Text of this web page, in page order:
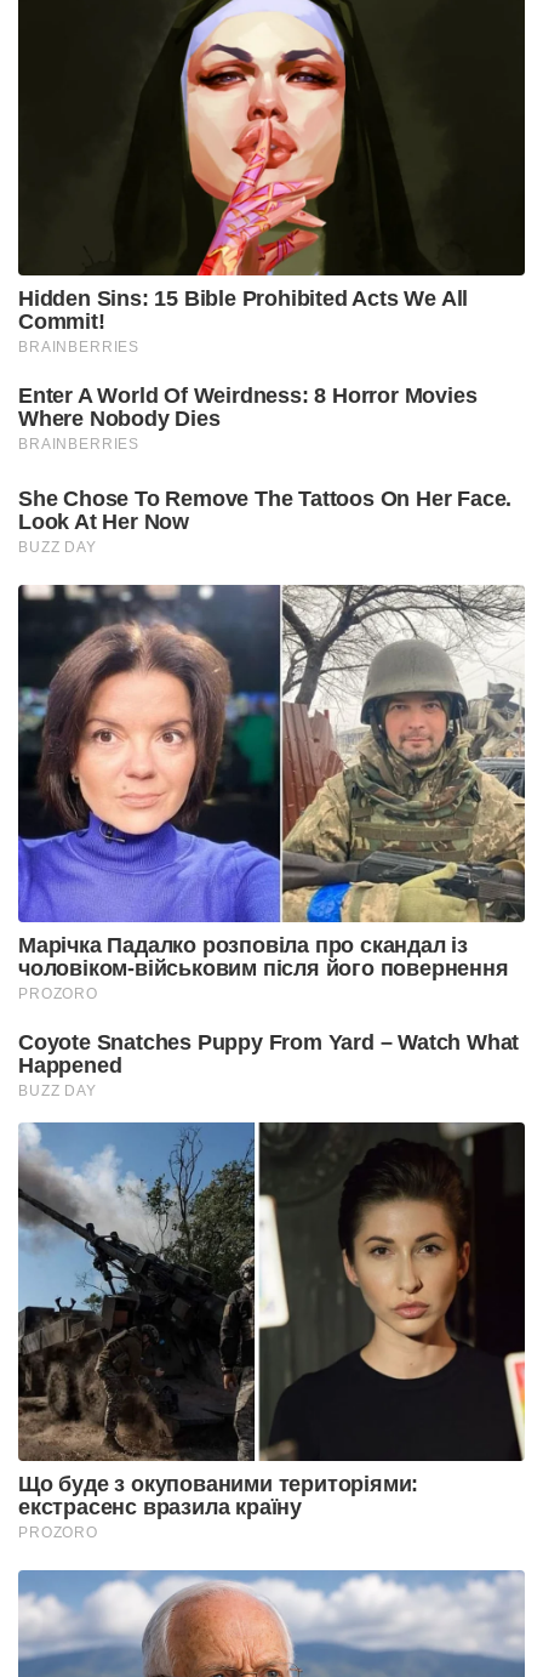
Hidden Sins: 15 Bible Prohibited Acts We All
Commit!
BRAINBERRIES
Enter A World Of Weirdness: 8 Horror Movies
Where Nobody Dies
BRAINBERRIES
She Chose To Remove The Tattoos On Her Face.
Look At Her Now
BUZZ DAY
Марічка Падалко розповіла про скандал із
чоловіком-військовим після його повернення
PROZORO
Coyote Snatches Puppy From Yard – Watch What
Happened
BUZZ DAY
Що буде з окупованими територіями:
екстрасенс вразила країну
PROZORO